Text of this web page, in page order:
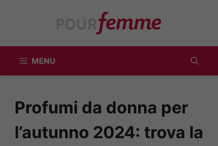
MENU
Profumi da donna per
l’autunno 2024: trova la